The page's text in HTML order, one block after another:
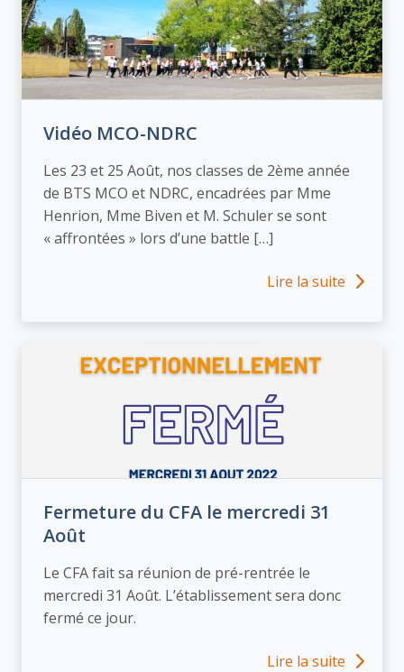
Vidéo MCO-NDRC
Les 23 et 25 Août, nos classes de 2ème année
de BTS MCO et NDRC, encadrées par Mme
Henrion, Mme Biven et M. Schuler se sont
« affrontées » lors d’une battle […]
Lire la suite
Fermeture du CFA le mercredi 31
Août
Le CFA fait sa réunion de pré-rentrée le
mercredi 31 Août. L’établissement sera donc
fermé ce jour.
Lire la suite